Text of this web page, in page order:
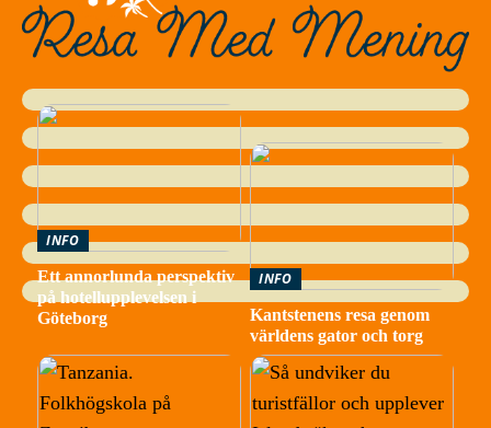
INFO
Ett annorlunda perspektiv
på hotellupplevelsen i
Göteborg
INFO
Kantstenens resa genom
världens gator och torg